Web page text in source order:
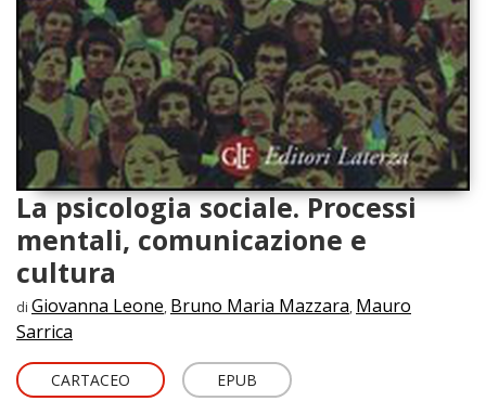
La psicologia sociale. Processi
mentali, comunicazione e
cultura
di Giovanna Leone, Bruno Maria Mazzara, Mauro
Sarrica
CARTACEO EPUB